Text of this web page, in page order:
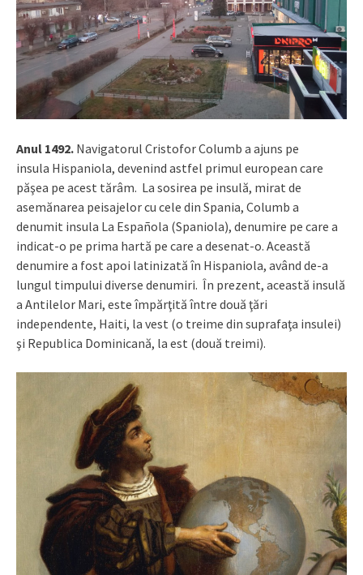
Anul 1492. Navigatorul Cristofor Columb a ajuns pe
insula Hispaniola, devenind astfel primul european care
păşea pe acest tărâm. La sosirea pe insulă, mirat de
asemănarea peisajelor cu cele din Spania, Columb a
denumit insula La Española (Spaniola), denumire pe care a
indicat-o pe prima hartă pe care a desenat-o. Această
denumire a fost apoi latinizată în Hispaniola, având de-a
lungul timpului diverse denumiri. În prezent, această insulă
a Antilelor Mari, este împărţită între două ţări
independente, Haiti, la vest (o treime din suprafaţa insulei)
şi Republica Dominicană, la est (două treimi).